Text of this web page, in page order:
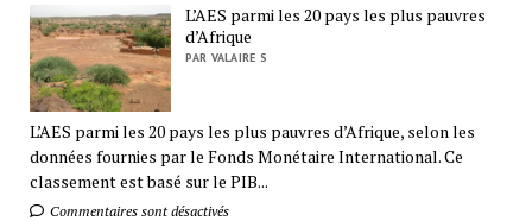
L’AES parmi les 20 pays les plus pauvres
d’Afrique
PAR VALAIRE S
L’AES parmi les 20 pays les plus pauvres d’Afrique, selon les
données fournies par le Fonds Monétaire International. Ce
classement est basé sur le PIB...
Commentaires sont désactivés